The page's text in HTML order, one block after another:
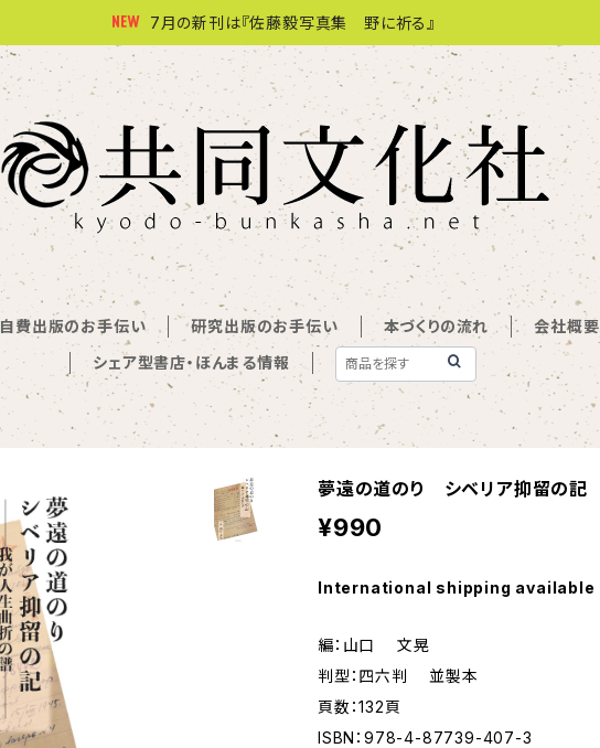
7月の新刊は『佐藤毅写真集 野に祈る』
自費出版のお手伝い 研究出版のお手伝い 本づくりの流れ 会社概要
シェア型書店・ほんまる情報
夢遠の道のり シベリア抑留の記
¥990
International shipping available
編：山口 文晃
判型：四六判 並製本
頁数：132頁
ISBN：978-4-87739-407-3